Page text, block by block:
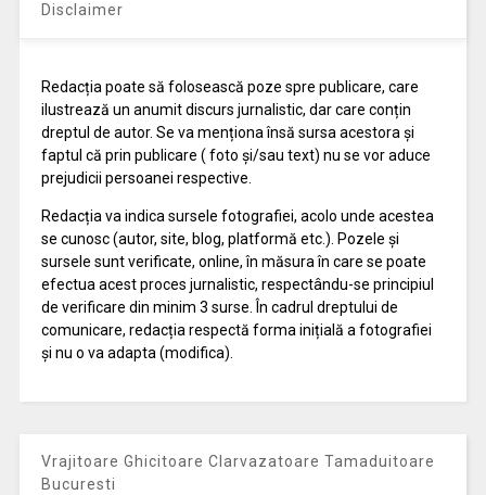
Disclaimer
Redacția poate să folosească poze spre publicare, care
ilustrează un anumit discurs jurnalistic, dar care conțin
dreptul de autor. Se va menționa însă sursa acestora și
faptul că prin publicare ( foto și/sau text) nu se vor aduce
prejudicii persoanei respective.
Redacția va indica sursele fotografiei, acolo unde acestea
se cunosc (autor, site, blog, platformă etc.). Pozele și
sursele sunt verificate, online, în măsura în care se poate
efectua acest proces jurnalistic, respectându-se principiul
de verificare din minim 3 surse. În cadrul dreptului de
comunicare, redacția respectă forma inițială a fotografiei
și nu o va adapta (modifica).
Vrajitoare Ghicitoare Clarvazatoare Tamaduitoare
Bucuresti